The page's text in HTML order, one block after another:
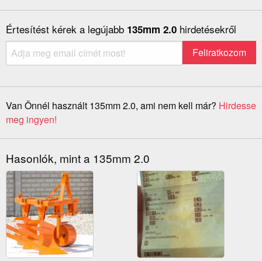
Értesítést kérek a legújabb 135mm 2.0 hirdetésekről
Van Önnél használt 135mm 2.0, ami nem kell már? Hirdesse
meg ingyen!
Hasonlók, mint a 135mm 2.0